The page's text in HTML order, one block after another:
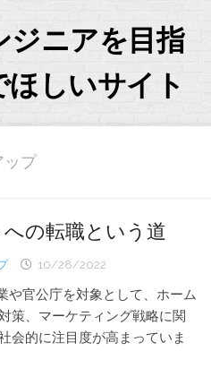
ジニアを目指
しいサイト
ップ
の転職という道
10/28/2022
や官公庁を対象として、ホーム
策、マーケティング戦略に関
会的に注目度が高まっていま